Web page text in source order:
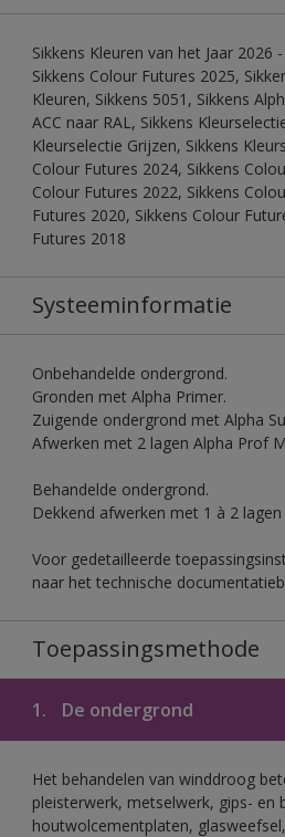
Sikkens Kleuren van het Jaar 2026
Sikkens Colour Futures 2025,
Kleuren, Sikkens 5051, Sikkens
ACC naar RAL, Sikkens
Kleurselectie Grijzen, Sikkens
Colour Futures 2024, Sikkens
Colour Futures 2022, Sikkens
Futures 2020, Sikkens Colour
Futures 2018
Systeeminformatie
Onbehandelde ondergrond.
Gronden met Alpha Primer.
Zuigende ondergrond met Alpha
Afwerken met 2 lagen Alpha Prof
Behandelde ondergrond.
Dekkend afwerken met 1 à 2
Voor gedetailleerde
naar het technische
Toepassingsmethode
1. De ondergrond
Het behandelen van winddroog
pleisterwerk, metselwerk, gips- en
houtwolcementplaten,